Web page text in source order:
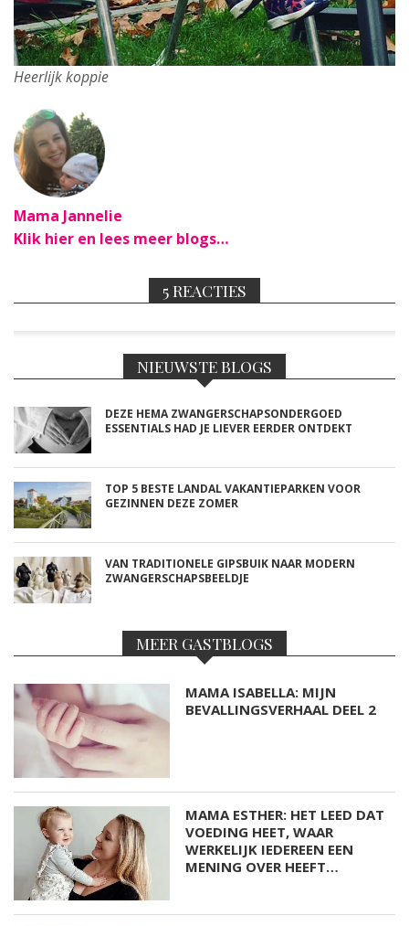
Heerlijk koppie
Mama Jannelie
Klik hier en lees meer blogs…
5 REACTIES
NIEUWSTE BLOGS
DEZE HEMA ZWANGERSCHAPSONDERGOED
ESSENTIALS HAD JE LIEVER EERDER ONTDEKT
TOP 5 BESTE LANDAL VAKANTIEPARKEN VOOR
GEZINNEN DEZE ZOMER
VAN TRADITIONELE GIPSBUIK NAAR MODERN
ZWANGERSCHAPSBEELDJE
MEER GASTBLOGS
MAMA ISABELLA: MIJN
BEVALLINGSVERHAAL DEEL 2
MAMA ESTHER: HET LEED DAT
VOEDING HEET, WAAR
WERKELIJK IEDEREEN EEN
MENING OVER HEEFT…